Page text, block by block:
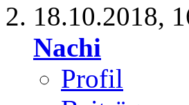
18.10.2018,
Nachi
Profil